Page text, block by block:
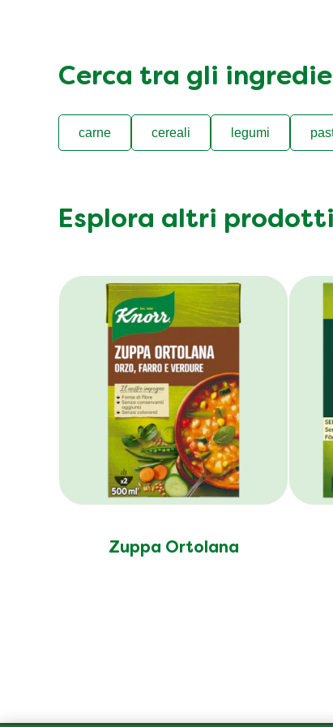
Cerca tra gli
carne cereali legumi
Esplora altri prodotti
Zuppa Ortolana